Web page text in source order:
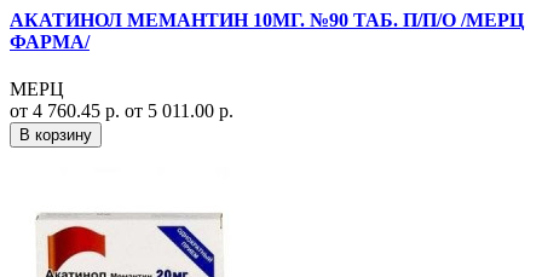
АКАТИНОЛ МЕМАНТИН 10МГ. №90 ТАБ. П/П/О /МЕРЦ
ФАРМА/
МЕРЦ
от 4 760.45 р. от 5 011.00 р.
В корзину